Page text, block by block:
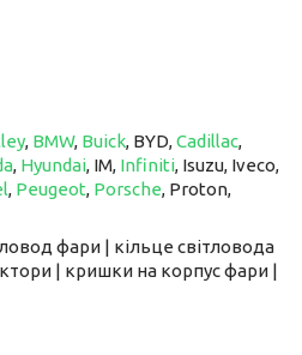
, BMW, Buick, BYD,Cadillac,
, Hyundai, IM, ​​​​​​​ Infiniti, Isuzu, Iveco,
, Peugeot, Porsche, Proton, ​​​​​​​
фари | кільце світловода
| кришки на корпус фари |